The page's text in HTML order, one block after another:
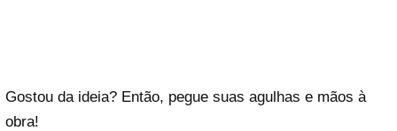
Gostou da ideia? Então, pegue suas agulhas e mãos à
obra!